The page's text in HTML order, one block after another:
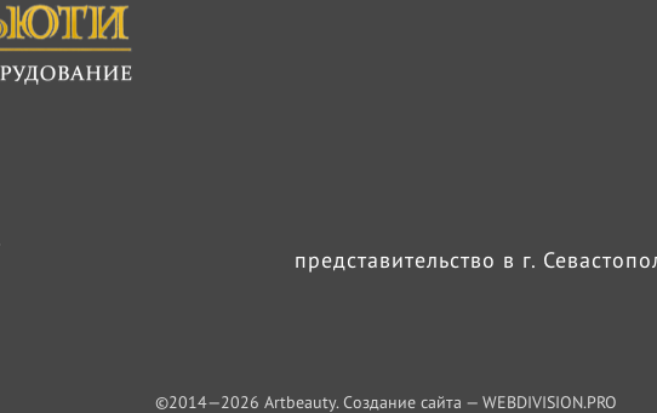
представительство в г.
©2014—2026 Artbeauty. Создание сайта — WEBDIVISION.PRO